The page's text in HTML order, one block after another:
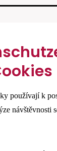
používají k
návštěvnosti